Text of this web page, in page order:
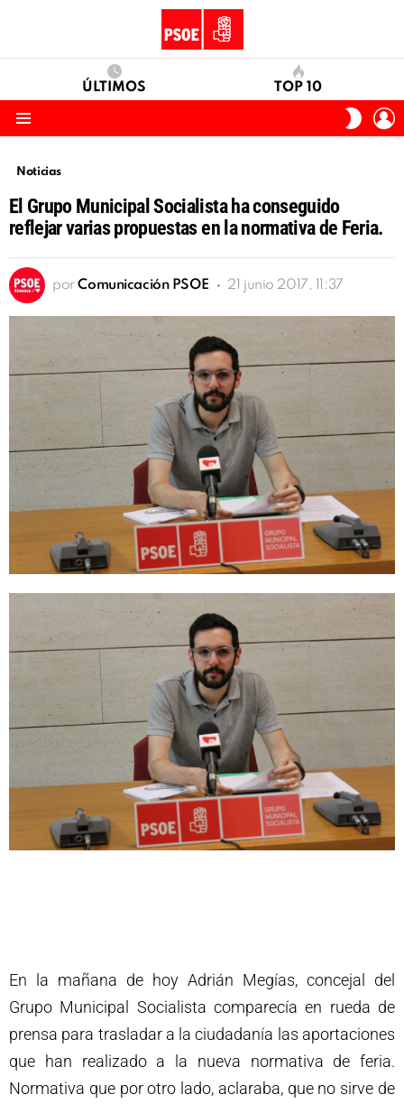
ÚLTIMOS TOP 10
SKIN
Noticias
El Grupo Municipal Socialista ha conseguido
reflejar varias propuestas en la normativa de Feria.
por Comunicación PSOE 21 junio 2017, 11:37
En la mañana de hoy Adrián Megías, concejal del
Grupo Municipal Socialista comparecía en rueda de
prensa para trasladar a la ciudadanía las aportaciones
que han realizado a la nueva normativa de feria.
Normativa que por otro lado, aclaraba, que no sirve de